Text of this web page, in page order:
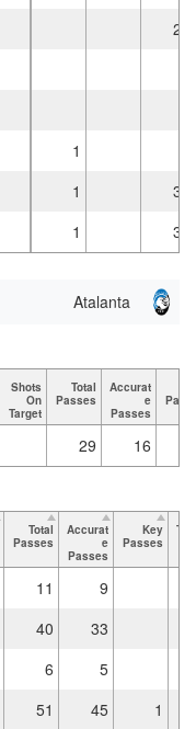
27
1
1
34
1 30
Atalanta
Shots
On
Target
Total
Passes
Accurat
e
Passes
29 16
Total
Passes
Accurat
e
Passes
Key
Passes
11
9
40
33
6
5
51 45 1